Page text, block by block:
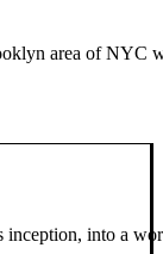
area of NYC
inception, into a